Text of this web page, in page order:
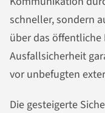
schneller, sondern
über das
Ausfallsicherheit
vor unbefugten
Die gesteigerte